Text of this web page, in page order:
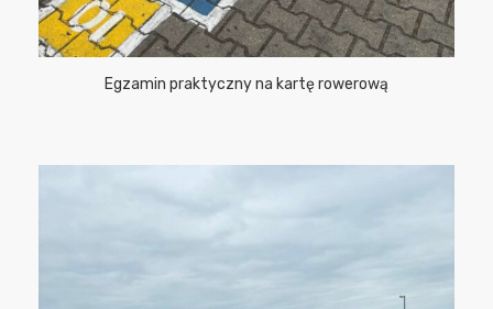
Egzamin praktyczny na kartę rowerową